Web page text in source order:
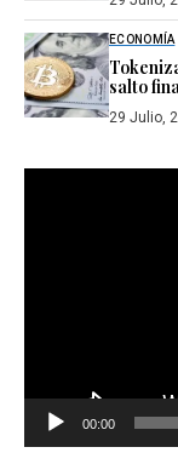
ECONOMÍA
salto
29 Julio,
00:00